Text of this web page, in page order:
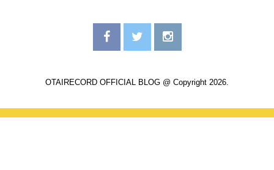
OTAIRECORD OFFICIAL BLOG @ Copyright 2026.